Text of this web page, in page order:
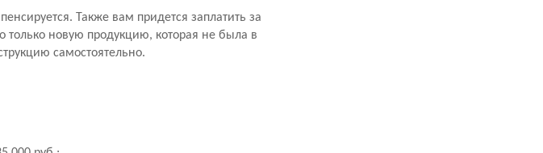
Также вам придется заплатить за
только новую продукцию, которая не была в
самостоятельно.